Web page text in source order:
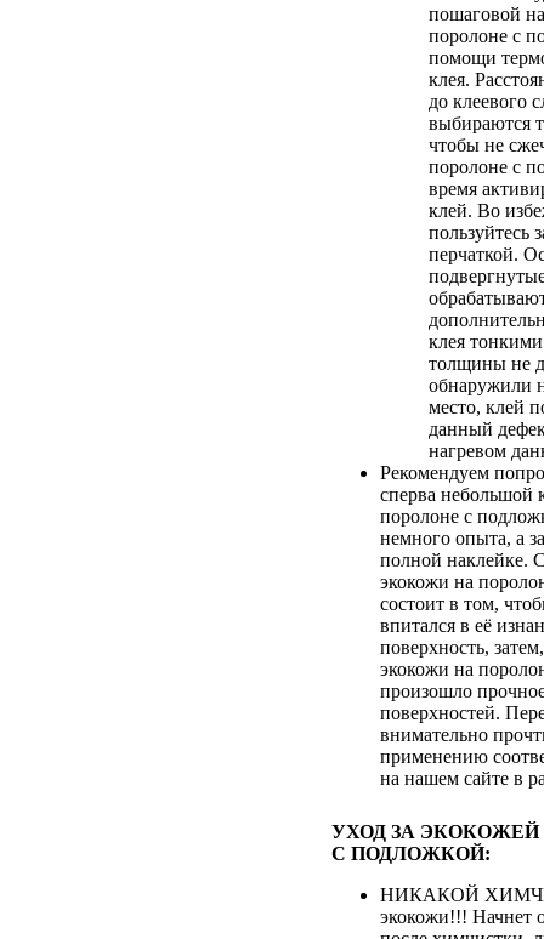
пошаговой
поролоне с
помощи
клея.
до клеевого
выбираются
чтобы не
поролоне с
время
клей. Во
пользуйтесь
перчаткой.
клея
толщины не
обнаружили
место, клей
данный
нагревом
Рекомендуем
сперва небольшой
поролоне с
немного опыта, а
полной наклейке.
экокожи на
состоит в том,
впитался в её
поверхность,
экокожи на
произошло
поверхностей.
внимательно
применению
на нашем сайте в
УХОД ЗА
С ПОДЛОЖКОЙ:
НИКАКОЙ
экокожи!!! Начнет